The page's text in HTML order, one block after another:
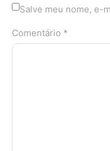
Salve meu nome, e-
Comentário *